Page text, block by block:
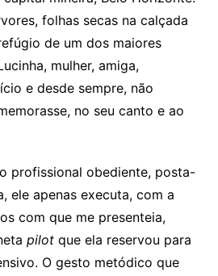
folhas secas na calçada
de um dos maiores
mulher, amiga,
e desde sempre, não
no seu canto e ao
profissional obediente, posta-
ele apenas executa, com a
com que me presenteia,
pilot que ela reservou para
O gesto metódico que